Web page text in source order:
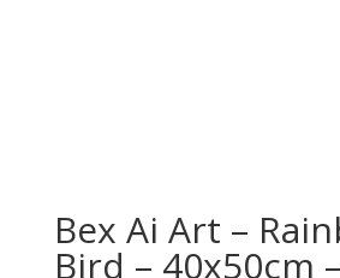
Bex Ai Art –
Bird – 40x50cm